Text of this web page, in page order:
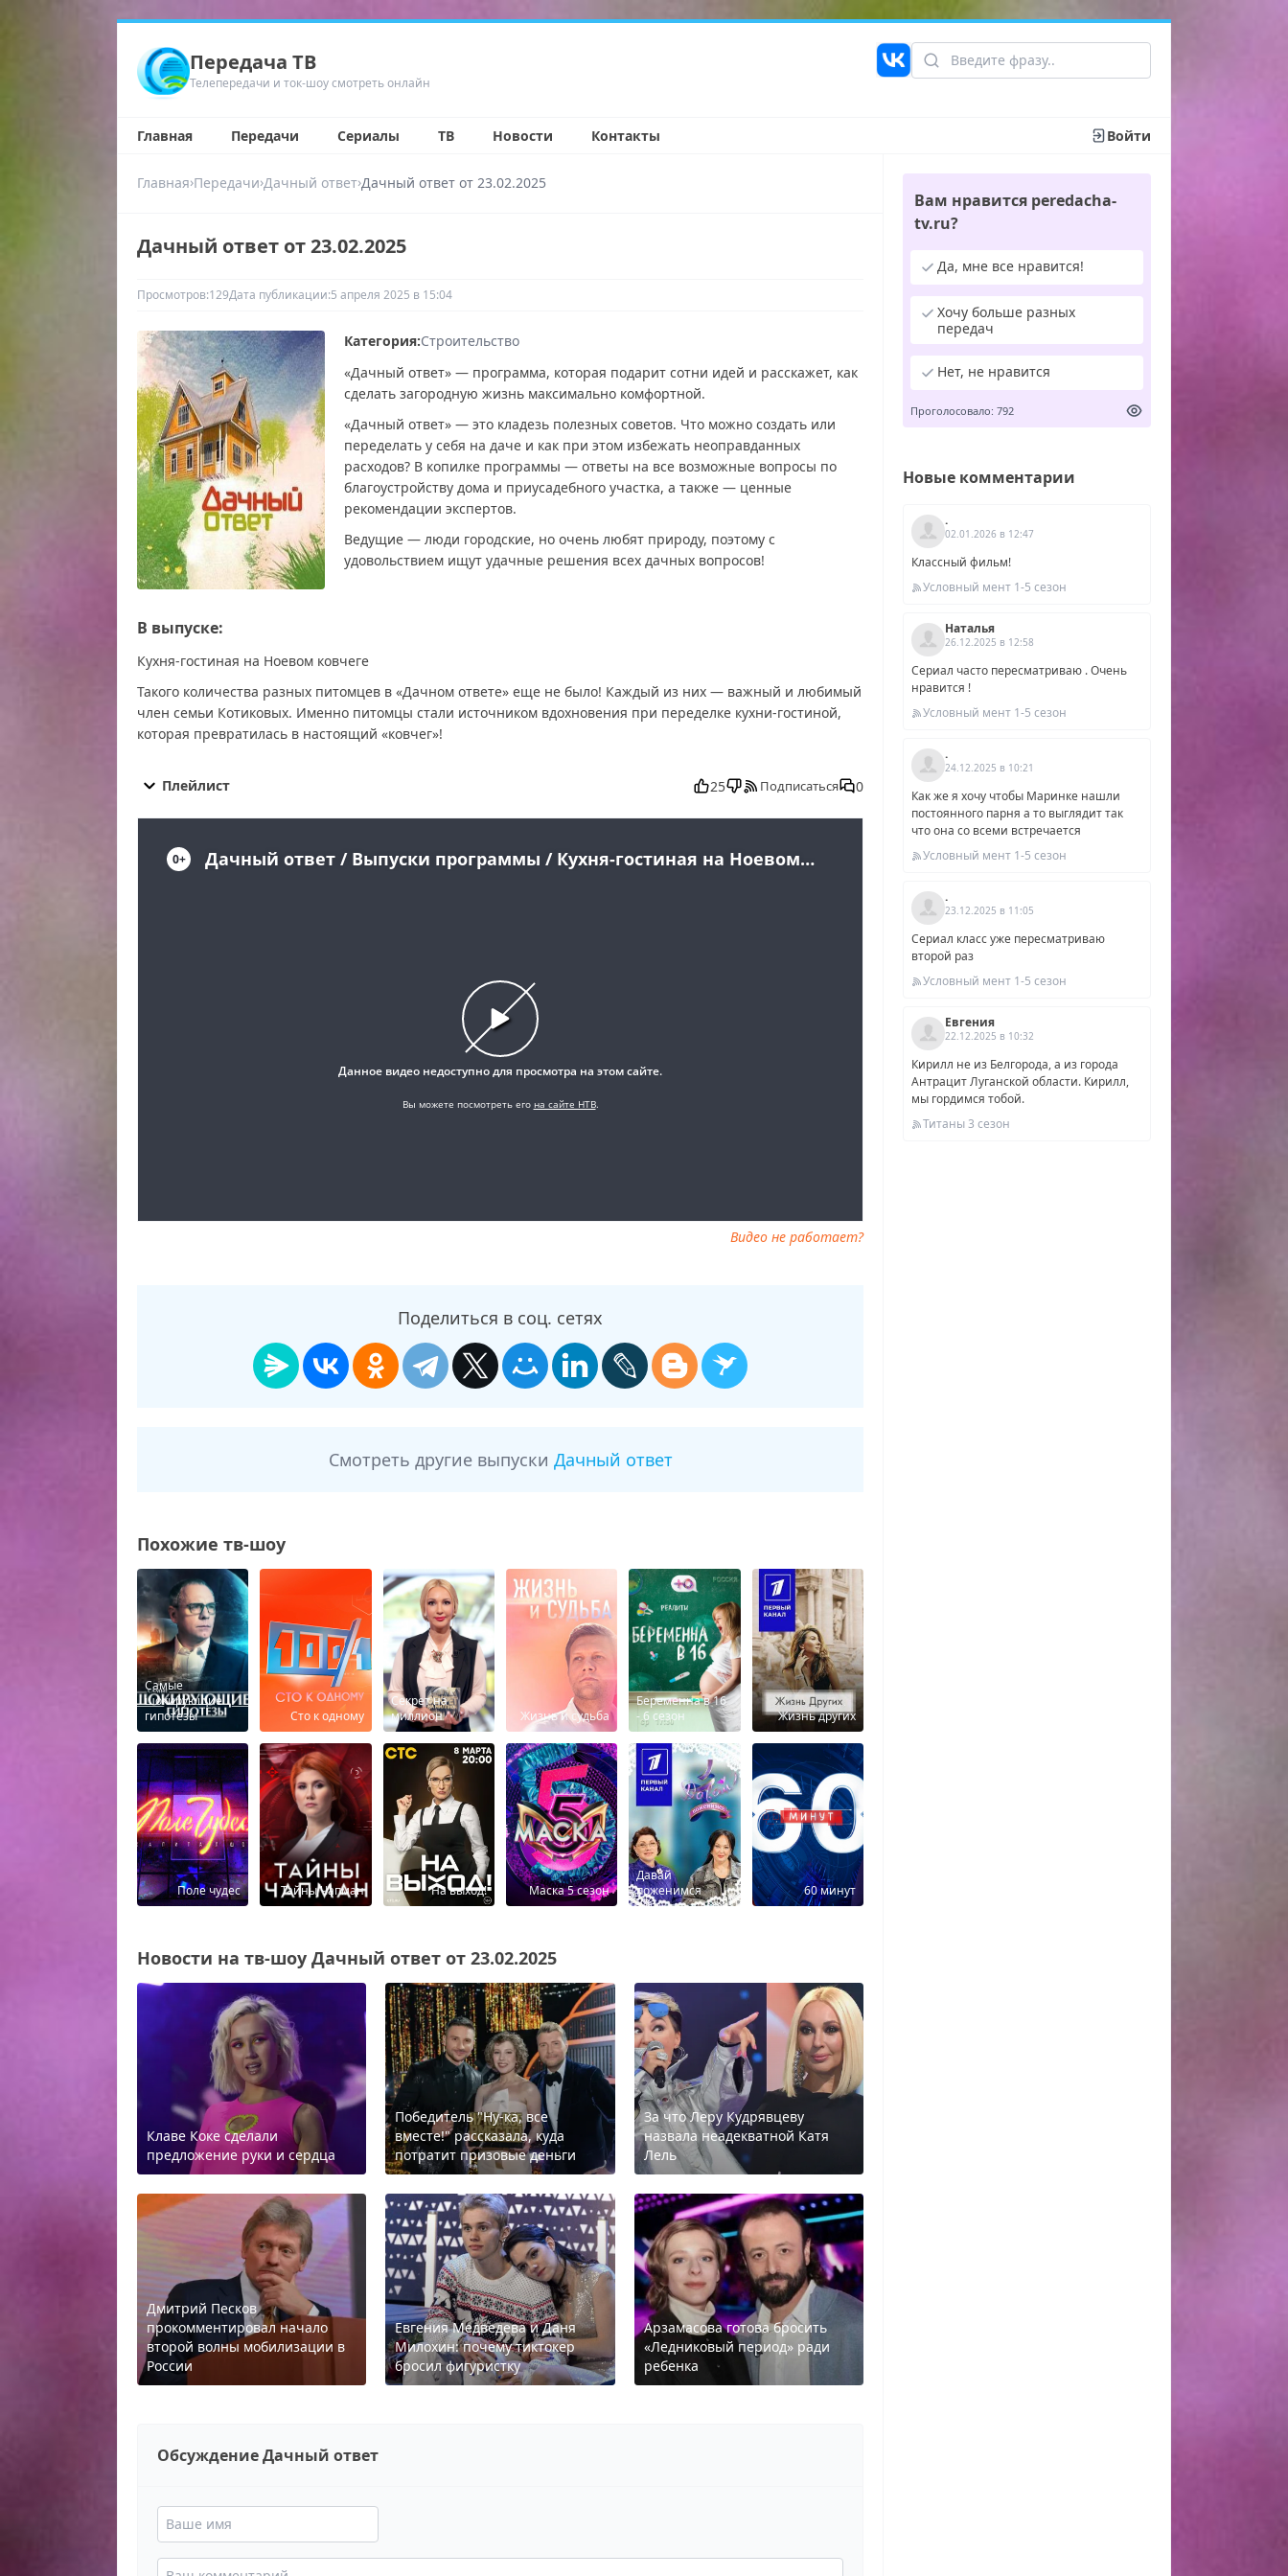
Передача ТВ
Телепередачи и ток-шоу смотреть онлайн
Главная Передачи Сериалы ТВ Новости Контакты Войти
Главная›Передачи›Дачный ответ›Дачный ответ от 23.02.2025
Дачный ответ от 23.02.2025
Просмотров:129Дата публикации:5 апреля 2025 в 15:04
Категория:Строительство
«Дачный ответ» — программа, которая подарит сотни идей и расскажет, как
сделать загородную жизнь максимально комфортной.
«Дачный ответ» — это кладезь полезных советов. Что можно создать или
переделать у себя на даче и как при этом избежать неоправданных
расходов? В копилке программы — ответы на все возможные вопросы по
благоустройству дома и приусадебного участка, а также — ценные
рекомендации экспертов.
Ведущие — люди городские, но очень любят природу, поэтому с
удовольствием ищут удачные решения всех дачных вопросов!
В выпуске:
Кухня-гостиная на Ноевом ковчеге
Такого количества разных питомцев в «Дачном ответе» еще не было! Каждый из них — важный и любимый
член семьи Котиковых. Именно питомцы стали источником вдохновения при переделке кухни-гостиной,
которая превратилась в настоящий «ковчег»!
Дачный ответ от 23.02.2025 последний выпуск, смотреть Дачный ответ от 23.02.2025 последний выпуск, Дачный
эфир, Дачный ответ от 23.02.2025 прямо сейчас, Дачный ответ от 23.02.2025 телепередача, прямой эфир
Дачный ответ от 23.02.2025 онлайн бесплатно, программа Дачный ответ от 23.02.2025, смотреть Дачный ответ
от 23.02.2025 онлайн, самое интересное в Дачный ответ от 23.02.2025, Дачный ответ от 23.02.2025 смотреть
Плейлист 25 Подписаться 0
Видео не работает?
Поделиться в соц. сетях
Смотреть другие выпуски Дачный ответ
Похожие тв-шоу
Самые
шокирующие
гипотезы
Сто к одному
Секрет на
миллион
Жизнь и судьба
Беременна в 16
- 6 сезон
Жизнь других
Поле чудес Тайны Чапман На выход! Маска 5 сезон
Давай
поженимся
60 минут
Новости на тв-шоу Дачный ответ от 23.02.2025
Клаве Коке сделали
предложение руки и сердца
Победитель "Ну-ка, все
вместе!" рассказала, куда
потратит призовые деньги
За что Леру Кудрявцеву
назвала неадекватной Катя
Лель
Дмитрий Песков
прокомментировал начало
второй волны мобилизации в
России
Евгения Медведева и Даня
Милохин: почему тиктокер
бросил фигуристку
Арзамасова готова бросить
«Ледниковый период» ради
ребенка
Обсуждение Дачный ответ
Вам нравится peredacha-
tv.ru?
Да, мне все нравится!
Хочу больше разных
передач
Нет, не нравится
Проголосовало: 792
Новые комментарии
.
02.01.2026 в 12:47
Классный фильм!
Условный мент 1-5 сезон
Наталья
26.12.2025 в 12:58
Сериал часто пересматриваю . Очень
нравится !
Условный мент 1-5 сезон
.
24.12.2025 в 10:21
Как же я хочу чтобы Маринке нашли
постоянного парня а то выглядит так
что она со всеми встречается
Условный мент 1-5 сезон
.
23.12.2025 в 11:05
Сериал класс уже пересматриваю
второй раз
Условный мент 1-5 сезон
Евгения
22.12.2025 в 10:32
Кирилл не из Белгорода, а из города
Антрацит Луганской области. Кирилл,
мы гордимся тобой.
Титаны 3 сезон